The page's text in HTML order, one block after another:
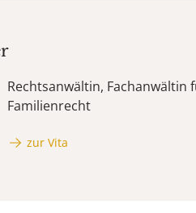
Rechtsanwältin, Fachanwältin
Familienrecht
zur Vita